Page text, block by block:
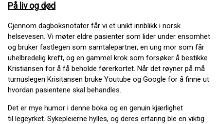
På liv og død
Gjennom dagboksnotater får vi et unikt innblikk i norsk
helsevesen. Vi møter eldre pasienter som lider under ensomhet
og bruker fastlegen som samtalepartner, en ung mor som får
uhelbredelig kreft, og en gammel krok som forsøker å bestikke
Kristiansen for å få beholde førerkortet. Når det røyner på må
turnuslegen Krisitansen bruke Youtube og Google for å finne ut
hvordan pasientene skal behandles.
Det er mye humor i denne boka og en genuin kjærlighet
til legeyrket. Sykepleierne hylles, og deres erfaring ble en viktig